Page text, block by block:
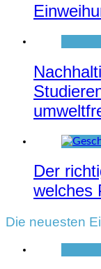
Der
welches
Die neuesten